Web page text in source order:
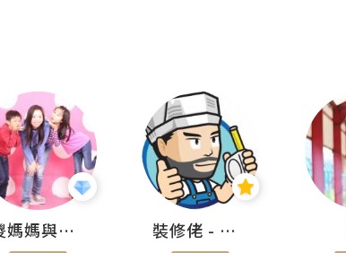
儍媽媽與兩隻小魔怪之家 裝修佬 - 香港一站式網上裝修平台